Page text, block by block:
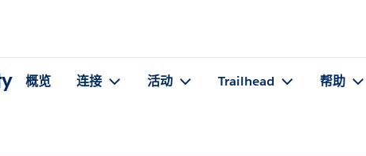
概览 连接 活动 Trailhead 帮助